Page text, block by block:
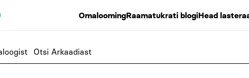
OmaloomingRaamatukrati blogiHead
Otsi Arkaadiast